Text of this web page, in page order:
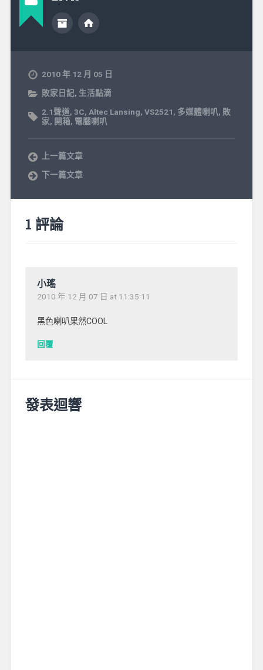
2010 年 12 月 05 日
敗家日記, 生活點滴
2.1聲道, 3C, Altec Lansing, VS2521, 多媒體喇叭, 敗
家, 開箱, 電腦喇叭
上一篇文章
下一篇文章
1 評論
小瑤
2010 年 12 月 07 日 at 11:35:11
黑色喇叭果然COOL
回覆
發表迴響